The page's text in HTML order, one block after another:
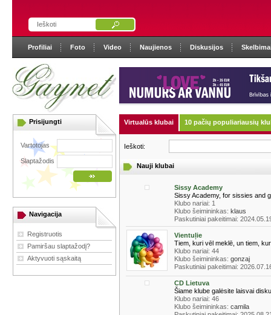
Profiliai Foto Video Naujienos Diskusijos
Prisijungti
Vartotojas
Slaptažodis
Navigacija
Registruotis
Pamiršau slaptažodį?
Aktyvuoti sąskaitą
Virtualūs klubai 10 pačių populiariausių
Ieškoti:
Nauji klubai
Sissy Academy
Sissy Academy, for sissies and
Klubo nariai: 1
Klubo šeimininkas: klaus
Paskutiniai pakeitimai:
Vientuļie
Tiem, kuri vēl meklē, un tiem,
Klubo nariai: 44
Klubo šeimininkas: gonzaj
Paskutiniai pakeitimai:
CD Lietuva
Šiame klube galėsite laisvai
Klubo nariai: 46
Klubo šeimininkas: camila